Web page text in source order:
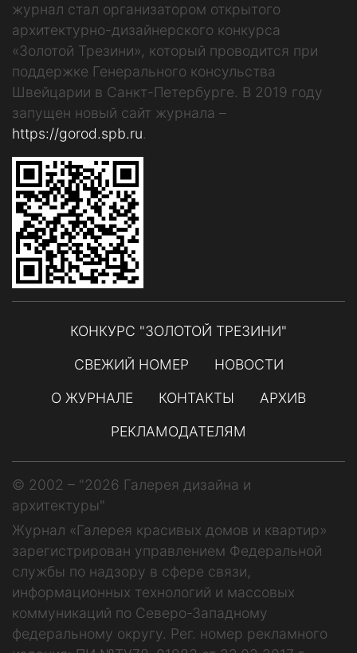
журнал стал организатором открытого
архитектурно-дизайнерского конкурса
«Золотой Трезини», который проводится при
поддержке Генерального консульства
Швейцарии в Санкт-Петербурге. В 2019 году
запущен новый сайт журнала –
https://gorod.spb.ru.
КОНКУРС "ЗОЛОТОЙ ТРЕЗИНИ"
СВЕЖИЙ НОМЕР
НОВОСТИ
О ЖУРНАЛЕ
КОНТАКТЫ
АРХИВ
РЕКЛАМОДАТЕЛЯМ
© 2002 – "2026 Галерея дизайна и
архитектуры"
Журнал «Галерея красивых домов и квартир»
зарегистрирован управлением Федеральной
службы по надзору в сфере связи,
информационных технологий и массовых
коммуникаций по Северо-Западному
федеральному округу. Рег. номер рекламного